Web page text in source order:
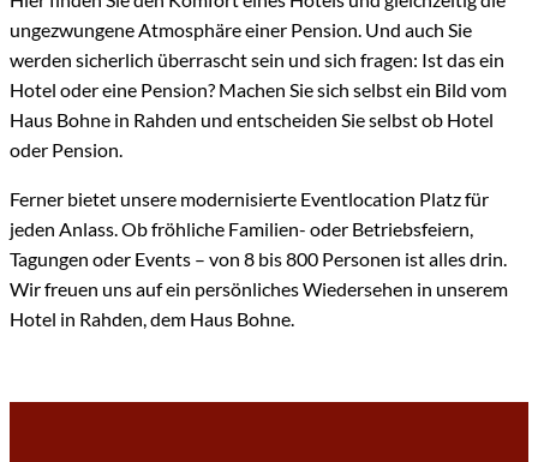
ungezwungene Atmosphäre einer Pension. Und auch Sie
werden sicherlich überrascht sein und sich fragen: Ist das ein
Hotel oder eine Pension? Machen Sie sich selbst ein Bild vom
Haus Bohne in Rahden und entscheiden Sie selbst ob Hotel
oder Pension.
Ferner bietet unsere modernisierte Eventlocation Platz für
jeden Anlass. Ob fröhliche Familien- oder Betriebsfeiern,
Tagungen oder Events – von 8 bis 800 Personen ist alles drin.
Wir freuen uns auf ein persönliches Wiedersehen in unserem
Hotel in Rahden, dem Haus Bohne.